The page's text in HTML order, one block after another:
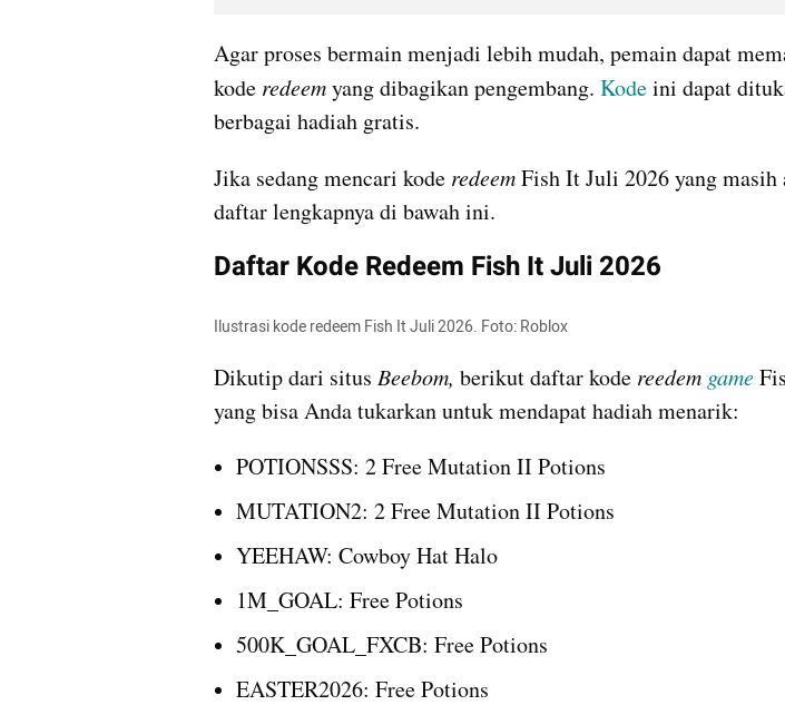
Agar proses bermain menjadi lebih mudah, pemain dapat
kode redeem yang dibagikan pengembang. Kode ini dapat
berbagai hadiah gratis.
Jika sedang mencari kode redeem Fish It Juli 2026 yang
daftar lengkapnya di bawah ini.
Daftar Kode Redeem Fish It Juli 2026
Ilustrasi kode redeem Fish It Juli 2026. Foto: Roblox
Dikutip dari situs Beebom, berikut daftar kode reedem game
yang bisa Anda tukarkan untuk mendapat hadiah menarik:
POTIONSSS: 2 Free Mutation II Potions
MUTATION2: 2 Free Mutation II Potions
YEEHAW: Cowboy Hat Halo
1M_GOAL: Free Potions
500K_GOAL_FXCB: Free Potions
EASTER2026: Free Potions